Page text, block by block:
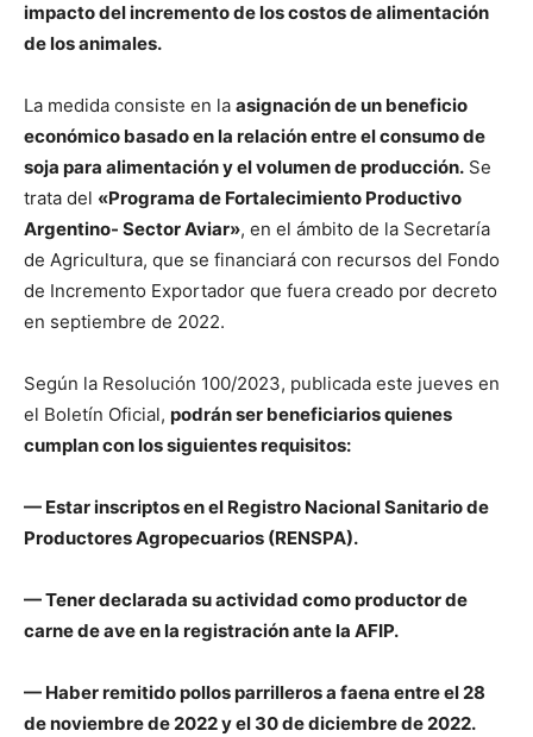
impacto del incremento de los costos de alimentación
de los animales.
La medida consiste en la asignación de un beneficio
económico basado en la relación entre el consumo de
soja para alimentación y el volumen de producción. Se
trata del «Programa de Fortalecimiento Productivo
Argentino- Sector Aviar», en el ámbito de la Secretaría
de Agricultura, que se financiará con recursos del Fondo
de Incremento Exportador que fuera creado por decreto
en septiembre de 2022.
Según la Resolución 100/2023, publicada este jueves en
el Boletín Oficial, podrán ser beneficiarios quienes
cumplan con los siguientes requisitos:
— Estar inscriptos en el Registro Nacional Sanitario de
Productores Agropecuarios (RENSPA).
— Tener declarada su actividad como productor de
carne de ave en la registración ante la AFIP.
— Haber remitido pollos parrilleros a faena entre el 28
de noviembre de 2022 y el 30 de diciembre de 2022.